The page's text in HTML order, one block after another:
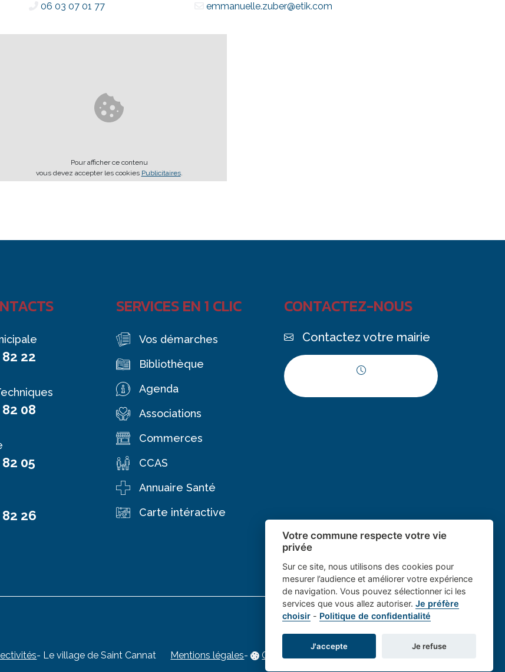
06 03 07 01 77 emmanuelle.zuber@etik.com
Pour afficher ce contenu
vous devez accepter les cookies Publicitaires.
22
08
05
26
SERVICES EN 1 CLIC
Vos démarches
Bibliothèque
Agenda
Associations
Commerces
CCAS
Annuaire Santé
Carte intéractive
CONTACTEZ-NOUS
Contactez votre mairie
- Le village de Saint Cannat Mentions légales- Gestion des cookies
Votre commune respecte votre vie
privée
Sur ce site, nous utilisons des cookies pour
mesurer l’audience et améliorer votre expérience
de navigation. Vous pouvez sélectionner ici les
services que vous allez autoriser. Je préfère
choisir- Politique de confidentialité
J'accepte Je refuse